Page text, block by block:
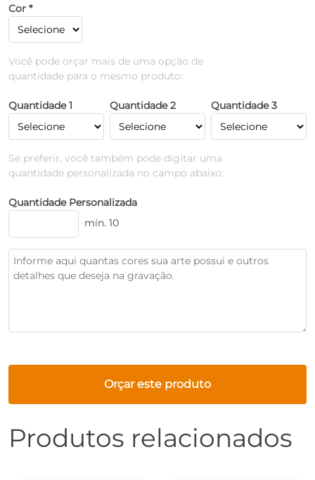
Cor *
Você pode orçar mais de uma opção de
quantidade para o mesmo produto:
Quantidade 1 Quantidade 2 Quantidade 3
Se preferir, você também pode digitar uma
quantidade personalizada no campo abaixo:
Quantidade Personalizada
mín. 10
Orçar este produto
Produtos relacionados